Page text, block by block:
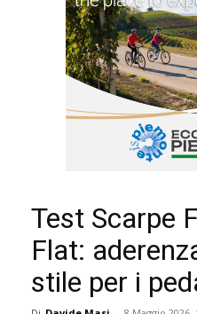
Test Scarpe
Flat:
stile per i